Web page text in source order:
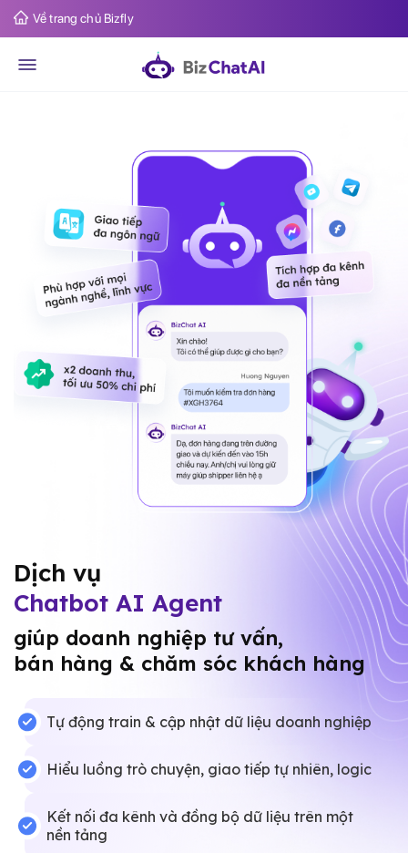
Về trang chủ Bizfly
Dịch vụ
Chatbot AI Agent
giúp doanh nghiệp tư vấn,
bán hàng & chăm sóc khách hàng
Tự động train & cập nhật dữ liệu doanh nghiệp
Hiểu luồng trò chuyện, giao tiếp tự nhiên, logic
Kết nối đa kênh và đồng bộ dữ liệu trên một
nền tảng